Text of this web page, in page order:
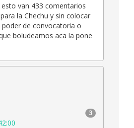
van 433 comentarios
la Chechu y sin colocar
de convocatoria o
boludeamos aca la pone
3